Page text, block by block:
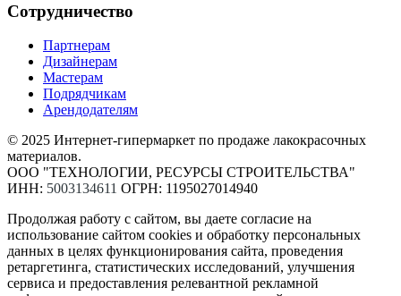
Сотрудничество
Партнерам
Дизайнерам
Мастерам
Подрядчикам
Арендодателям
© 2025 Интернет-гипермаркет по продаже лакокрасочных
материалов.
ООО "ТЕХНОЛОГИИ, РЕСУРСЫ СТРОИТЕЛЬСТВА"
ИНН: 5003134611 ОГРН: 1195027014940
Продолжая работу с сайтом, вы даете согласие на
использование сайтом cookies и обработку персональных
данных в целях функционирования сайта, проведения
ретаргетинга, статистических исследований, улучшения
сервиса и предоставления релевантной рекламной